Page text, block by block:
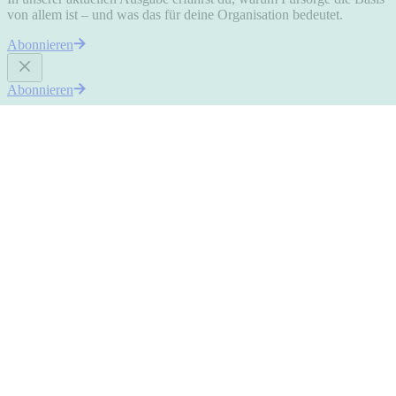
von allem ist – und was das für deine Organisation bedeutet.
Abonnieren
Abonnieren